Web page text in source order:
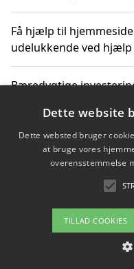
Få hjælp til
udelukkende ved
Bæredygtige
Sådan kan online
grønne investeringer
Om / kontakt
Dette website
Dette websted bruger
at bruge vores
overensstemmelse
TILLAD COOKIES